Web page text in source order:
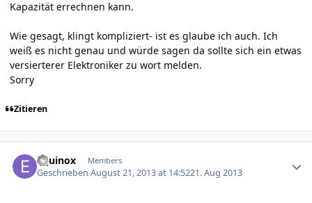
Kapazität errechnen kann.
Wie gesagt, klingt kompliziert- ist es glaube ich auch. Ich
weiß es nicht genau und würde sagen da sollte sich ein etwas
versierterer Elektroniker zu wort melden.
Sorry
Zitieren
Equinox Members
GeschriebenAugust 21, 2013 at 14:5221. Aug 2013